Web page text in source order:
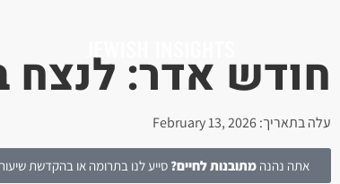
חודש אדר:
עלה בתאריך: February 13, 2026
אתה נהנה מתובנות לחיים? סייע לנו בתרומה או בהקדשת שיעור